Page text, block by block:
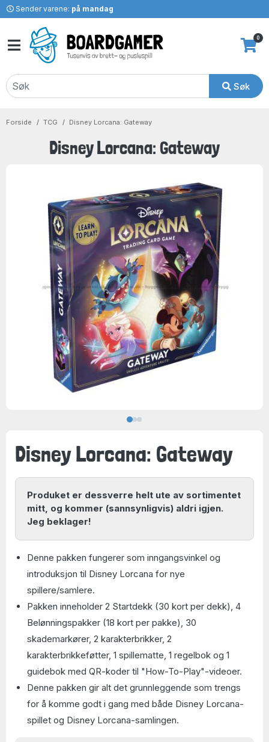
Sender varene: på mandag
Søk
0
Forside TCG Disney Lorcana: Gateway
Disney Lorcana: Gateway
Disney Lorcana: Gateway
Produket er dessverre helt ute av sortimentet
mitt, og kommer (sannsynligvis) aldri igjen.
Jeg beklager!
Denne pakken fungerer som inngangsvinkel og
introduksjon til Disney Lorcana for nye
spillere/samlere.
Pakken inneholder 2 Startdekk (30 kort per dekk), 4
Belønningspakker (18 kort per pakke), 30
skademarkører, 2 karakterbrikker, 2
karakterbrikkeføtter, 1 spillematte, 1 regelbok og 1
guidebok med QR-koder til "How-To-Play"-videoer.
Denne pakken gir alt det grunnleggende som trengs
for å komme godt i gang med både Disney Lorcana-
spillet og Disney Lorcana-samlingen.